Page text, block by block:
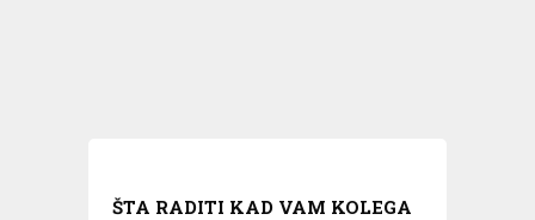
ŠTA RADITI KAD VAM KOLEGA